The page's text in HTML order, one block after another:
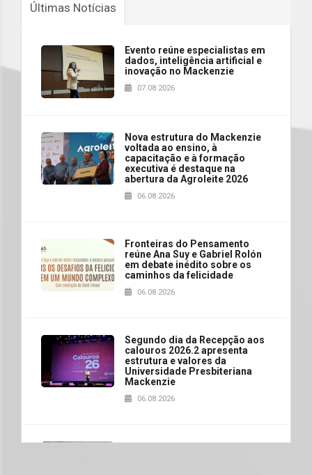
Últimas Notícias
Evento reúne especialistas em
dados, inteligência artificial e
inovação no Mackenzie
07.08.2026
Nova estrutura do Mackenzie
voltada ao ensino, à
capacitação e à formação
executiva é destaque na
abertura da Agroleite 2026
06.08.2026
Fronteiras do Pensamento
reúne Ana Suy e Gabriel Rolón
em debate inédito sobre os
caminhos da felicidade
06.08.2026
Segundo dia da Recepção aos
calouros 2026.2 apresenta
estrutura e valores da
Universidade Presbiteriana
Mackenzie
06.08.2026